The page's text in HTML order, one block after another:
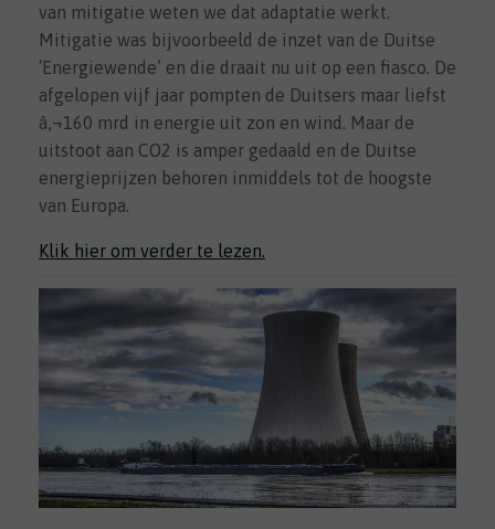
van ­mitigatie weten we dat adaptatie werkt.
Mitigatie was bijvoorbeeld de inzet van de Duitse
‘Energiewende’ en die draait nu uit op een fiasco. De
afgelopen vijf jaar pompten de Duitsers maar liefst
â‚¬160 mrd in energie uit zon en wind. Maar de
uitstoot aan CO2 is amper gedaald en de Duitse
energieprijzen behoren inmiddels tot de hoogste
van Europa.
Klik hier om verder te lezen.